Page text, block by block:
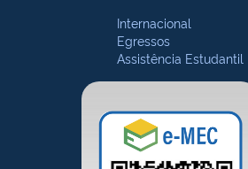
Internacional
Egressos
Assistência Estudantil